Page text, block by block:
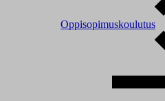
Oppisopimuskoulutus